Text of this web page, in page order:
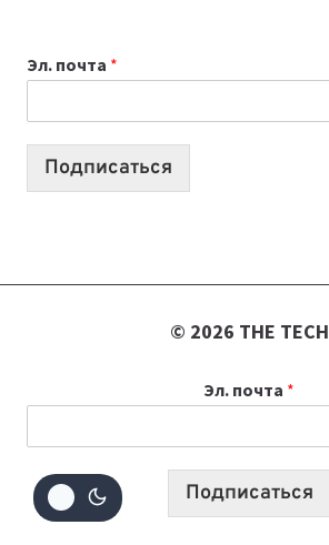
2026:
10
Эл. почта *
Подписаться
© 2026 THE TECH
Эл. почта *
Подписаться